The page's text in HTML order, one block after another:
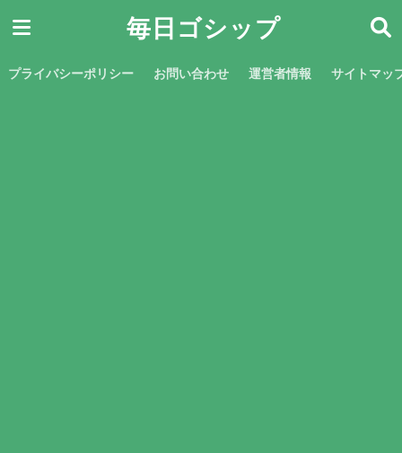
毎日ゴシップ
プライバシーポリシー お問い合わせ 運営者情報 サイトマッ